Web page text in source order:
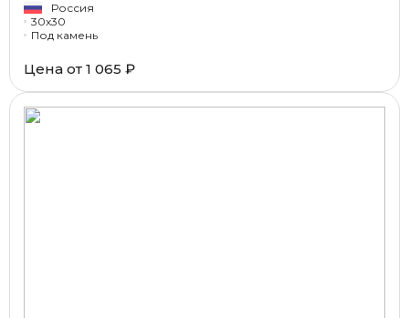
Россия
30x30
Под камень
Цена от 1 065 ₽